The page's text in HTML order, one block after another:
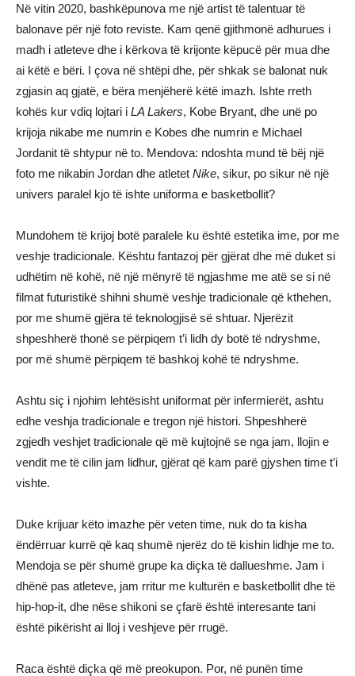
Në vitin 2020, bashkëpunova me një artist të talentuar të
balonave për një foto reviste. Kam qenë gjithmonë adhurues i
madh i atleteve dhe i kërkova të krijonte këpucë për mua dhe
ai këtë e bëri. I çova në shtëpi dhe, për shkak se balonat nuk
zgjasin aq gjatë, e bëra menjëherë këtë imazh. Ishte rreth
kohës kur vdiq lojtari i LA Lakers, Kobe Bryant, dhe unë po
krijoja nikabe me numrin e Kobes dhe numrin e Michael
Jordanit të shtypur në to. Mendova: ndoshta mund të bëj një
foto me nikabin Jordan dhe atletet Nike, sikur, po sikur në një
univers paralel kjo të ishte uniforma e basketbollit?
Mundohem të krijoj botë paralele ku është estetika ime, por me
veshje tradicionale. Kështu fantazoj për gjërat dhe më duket si
udhëtim në kohë, në një mënyrë të ngjashme me atë se si në
filmat futuristikë shihni shumë veshje tradicionale që kthehen,
por me shumë gjëra të teknologjisë së shtuar. Njerëzit
shpeshherë thonë se përpiqem t’i lidh dy botë të ndryshme,
por më shumë përpiqem të bashkoj kohë të ndryshme.
Ashtu siç i njohim lehtësisht uniformat për infermierët, ashtu
edhe veshja tradicionale e tregon një histori. Shpeshherë
zgjedh veshjet tradicionale që më kujtojnë se nga jam, llojin e
vendit me të cilin jam lidhur, gjërat që kam parë gjyshen time t’i
vishte.
Duke krijuar këto imazhe për veten time, nuk do ta kisha
ëndërruar kurrë që kaq shumë njerëz do të kishin lidhje me to.
Mendoja se për shumë grupe ka diçka të dallueshme. Jam i
dhënë pas atleteve, jam rritur me kulturën e basketbollit dhe të
hip-hop-it, dhe nëse shikoni se çfarë është interesante tani
është pikërisht ai lloj i veshjeve për rrugë.
Raca është diçka që më preokupon. Por, në punën time